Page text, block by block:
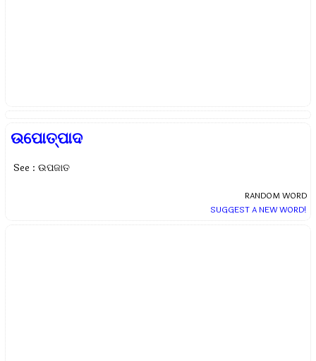
ଉପୋତ୍ପାଦ
See : ଉପଜାତ
RANDOM WORD
SUGGEST A NEW WORD!